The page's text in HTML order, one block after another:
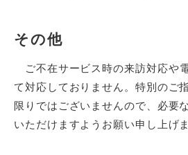
その他
ご不在サービス時の来訪対応や
て対応しておりません。特別のご
限りではございませんので、必要
いただけますようお願い申し上げま